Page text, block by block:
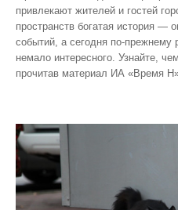
привлекают жителей и гостей
пространств богатая история —
событий, а сегодня по‑прежнему
немало интересного. Узнайте,
прочитав материал ИА «Время